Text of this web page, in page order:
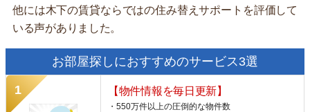
他には木下の賃貸ならではの住み替えサポートを評価して
いる声がありました。
お部屋探しにおすすめのサービス3選
【物件情報を毎日更新】
・550万件以上の圧倒的な物件数